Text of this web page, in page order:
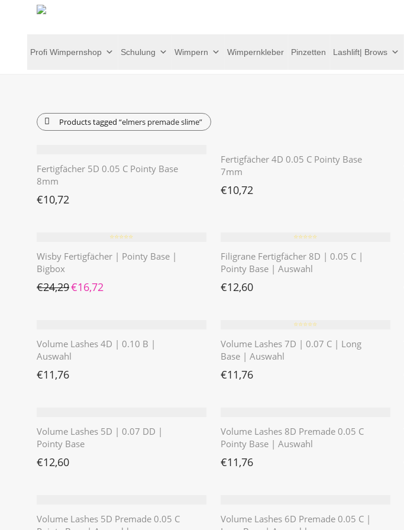
Profi Wimpernshop Schulung Wimpern Wimpernkleber Pinzetten Lashlift| Brows
Products tagged “elmers premade slime”
Fertigfächer 5D 0.05 C Pointy Base
8mm
€10,72
Fertigfächer 4D 0.05 C Pointy Base
7mm
€10,72
⭐️⭐️⭐️⭐️⭐️
Wisby Fertigfächer | Pointy Base |
Bigbox
€24,29 Ursprünglicher Preis war: €24,29
€16,72
⭐️⭐️⭐️⭐️⭐️
Filigrane Fertigfächer 8D | 0.05 C |
Pointy Base | Auswahl
€12,60
Volume Lashes 4D | 0.10 B |
Auswahl
€11,76
⭐️⭐️⭐️⭐️⭐️
Volume Lashes 7D | 0.07 C | Long
Base | Auswahl
€11,76
Volume Lashes 5D | 0.07 DD |
Pointy Base
€12,60
Volume Lashes 8D Premade 0.05 C
Pointy Base | Auswahl
€11,76
Volume Lashes 5D Premade 0.05 C
Volume Lashes 6D Premade 0.05 C |